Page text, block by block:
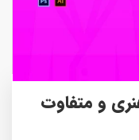
و متفاوت